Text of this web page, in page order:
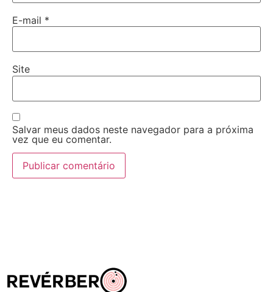
E-mail *
Site
Salvar meus dados neste navegador para a próxima
vez que eu comentar.